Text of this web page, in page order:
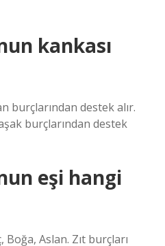
kankası
burçlarından destek alır.
burçlarından destek
eşi hangi
Boğa, Aslan. Zıt burçları